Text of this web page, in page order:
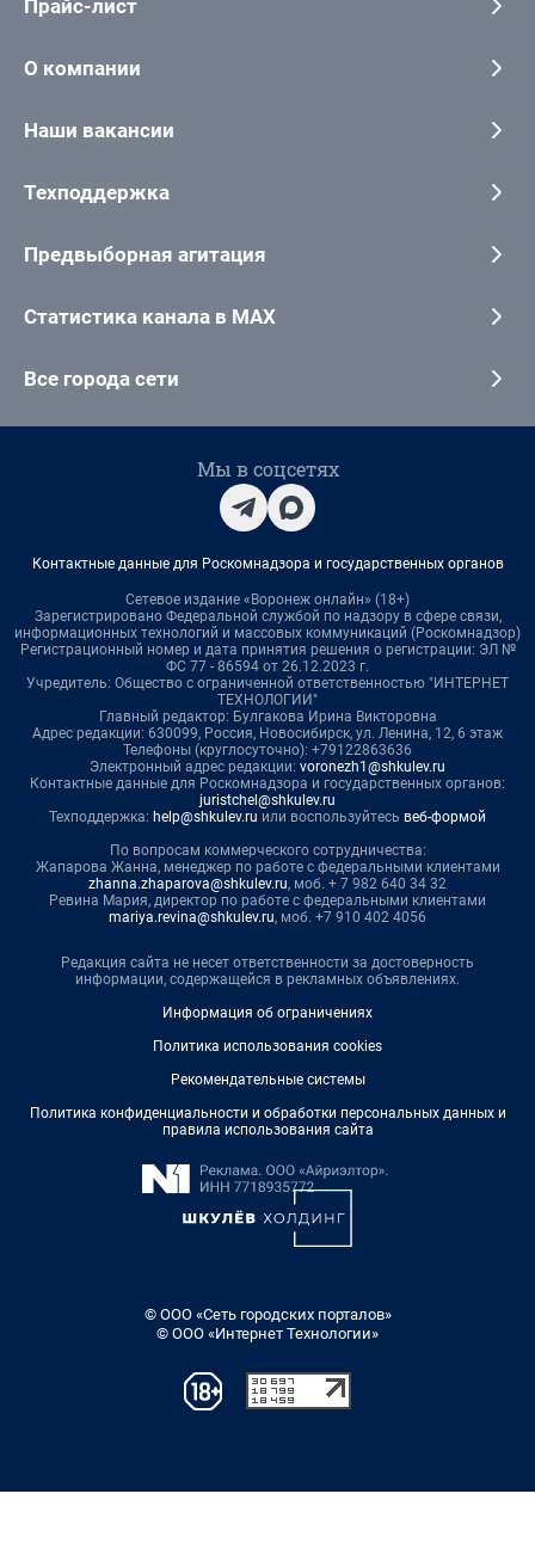
Прайс-лист
О компании
Наши вакансии
Техподдержка
Предвыборная агитация
Статистика канала в MAX
Все города сети
Мы в соцсетях
Контактные данные для Роскомнадзора и государственных органов
Сетевое издание «Воронеж онлайн» (18+)
Зарегистрировано Федеральной службой по надзору в сфере связи,
информационных технологий и массовых коммуникаций (Роскомнадзор)
Регистрационный номер и дата принятия решения о регистрации: ЭЛ №
ФС 77 - 86594 от 26.12.2023 г.
Учредитель: Общество с ограниченной ответственностью "ИНТЕРНЕТ
ТЕХНОЛОГИИ"
Главный редактор: Булгакова Ирина Викторовна
Адрес редакции: 630099, Россия, Новосибирск, ул. Ленина, 12, 6 этаж
Телефоны (круглосуточно): +79122863636
Электронный адрес редакции: voronezh1@shkulev.ru
Контактные данные для Роскомнадзора и государственных органов:
juristchel@shkulev.ru
Техподдержка: help@shkulev.ru или воспользуйтесь веб-формой
По вопросам коммерческого сотрудничества:
Жапарова Жанна, менеджер по работе с федеральными клиентами
zhanna.zhaparova@shkulev.ru, моб. + 7 982 640 34 32
Ревина Мария, директор по работе с федеральными клиентами
mariya.revina@shkulev.ru, моб. +7 910 402 4056
Редакция сайта не несет ответственности за достоверность
информации, содержащейся в рекламных объявлениях.
Информация об ограничениях
Политика использования cookies
Рекомендательные системы
Политика конфиденциальности и обработки персональных данных и
правила использования сайта
© ООО «Сеть городских порталов»
© ООО «Интернет Технологии»